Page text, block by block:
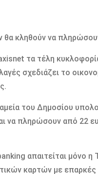
θα κληθούν να
τα τέλη
σχεδιάζει το
του Δημοσίου
να πληρώσουν από 22
απαιτείται μόνο
καρτών με